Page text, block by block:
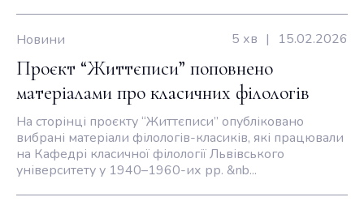
Новини 5 хв | 15.02.2026
Проєкт “Життєписи” поповнено
матеріалами про класичних філологів
Львівського університету
На сторінці проєкту “Життєписи” опубліковано
вибрані матеріали філологів-класиків, які працювали
на Кафедрі класичної філології Львівського
університету у 1940–1960-их рр. &nb...